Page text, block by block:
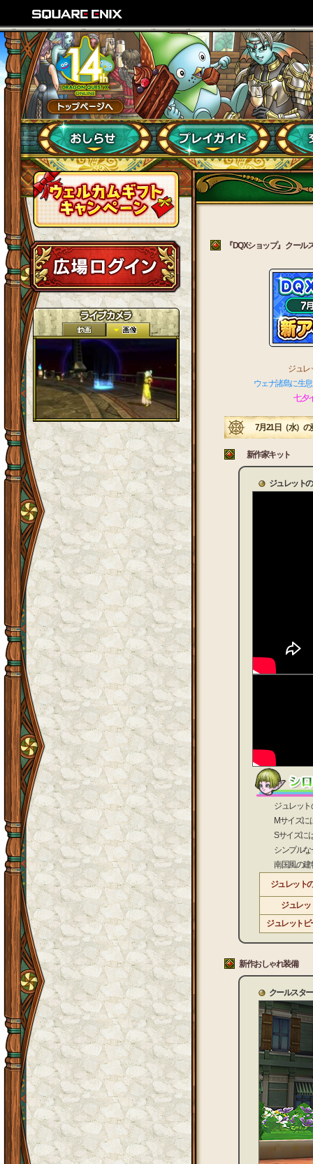
『DQXショップ』 クー
ジュレ
ウェナ諸島に生
七夕
7月21日（水）の
新作家キット
ジュレット
ジュレットの
Mサイズには
Sサイズには、
シンプルな一
南国風の建物
ジュレット
ジュレッ
ジュレットビ
新作おしゃれ装備
クールスタ